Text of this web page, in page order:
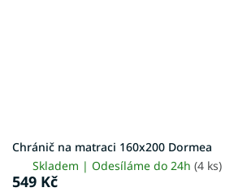
Chránič na matraci 160x200 Dormea
Skladem | Odesíláme do 24h (4 ks)
549 Kč